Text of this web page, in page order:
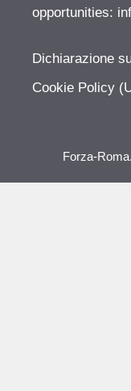
opportunities:
Dichiarazione
Cookie Policy
Forza-